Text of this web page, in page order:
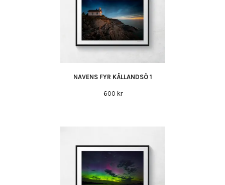
NAVENS FYR KÅLLANDSÖ 1
600 kr